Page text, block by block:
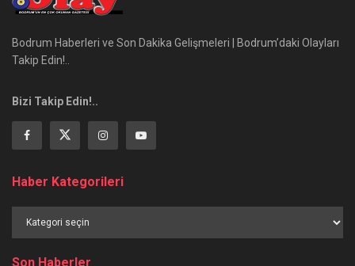
Bodrum Haberleri ve Son Dakika Gelişmeleri | Bodrum’daki Olayları
Takip Edin!..
Bizi Takip Edin!..
Haber Kategorileri
Kategorileri
Son Haberler